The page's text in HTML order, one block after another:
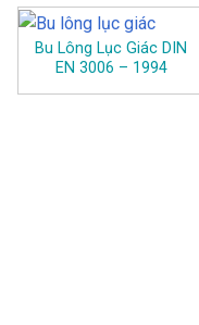
Bu Lông Lục Giác DIN
EN 3006 – 1994